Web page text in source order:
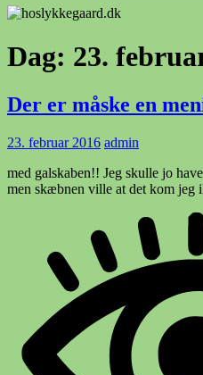
Dag: 23.
Der er måske en
23. februar 2016 admin
med galskaben!! Jeg skulle jo
men skæbnen ville at det kom